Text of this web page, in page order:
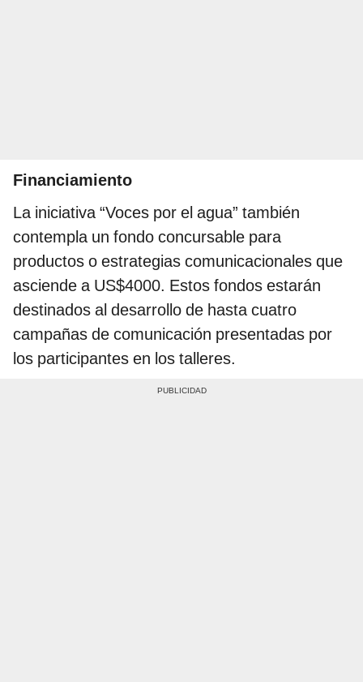
Financiamiento
La iniciativa “Voces por el agua” también
contempla un fondo concursable para
productos o estrategias comunicacionales que
asciende a US$4000. Estos fondos estarán
destinados al desarrollo de hasta cuatro
campañas de comunicación presentadas por
los participantes en los talleres.